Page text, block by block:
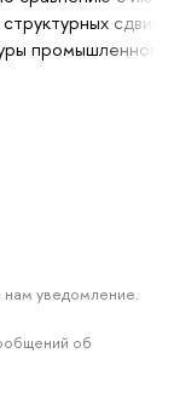
сдвигов
промышленного
уведомление.
об